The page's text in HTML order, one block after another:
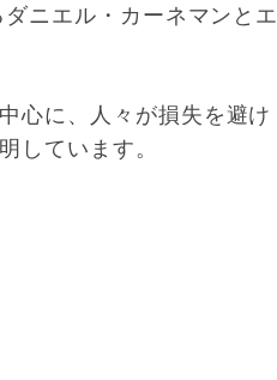
ニエル・カーネマンとエ
心に、人々が損失を避け
しています。